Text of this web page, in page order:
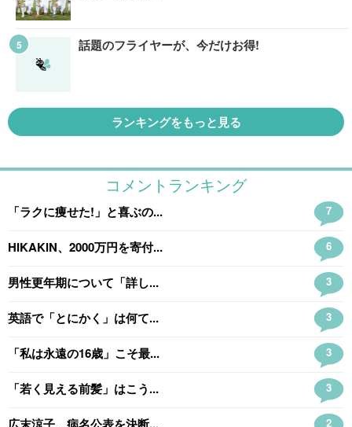
話題のフライヤーが、今だけお得!
ランキングをもっと見る